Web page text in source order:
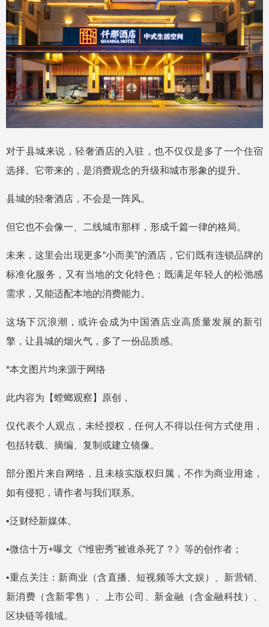
对于县城来说，轻奢酒店的入驻，也不仅仅是多了一个住宿
选择。它带来的，是消费观念的升级和城市形象的提升。
县城的轻奢酒店，不会是一阵风。
但它也不会像一、二线城市那样，形成千篇一律的格局。
未来，这里会出现更多“小而美”的酒店，它们既有连锁品牌的
标准化服务，又有当地的文化特色；既满足年轻人的松弛感
需求，又能适配本地的消费能力。
这场下沉浪潮，或许会成为中国酒店业高质量发展的新引
擎，让县城的烟火气，多了一份品质感。
*本文图片均来源于网络
此内容为【螳螂观察】原创，
仅代表个人观点，未经授权，任何人不得以任何方式使用，
包括转载、摘编、复制或建立镜像。
部分图片来自网络，且未核实版权归属，不作为商业用途，
如有侵犯，请作者与我们联系。
•泛财经新媒体。
•微信十万+曝文《“维密秀”被谁杀死了？》等的创作者；
•重点关注：新商业（含直播、短视频等大文娱）、新营销、
新消费（含新零售）、上市公司、新金融（含金融科技）、
区块链等领域。